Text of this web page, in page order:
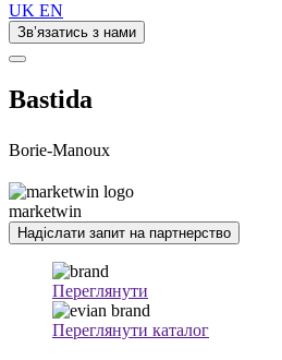
UK EN
Зв’язатись з нами
Bastida
Borie-Manoux
marketwin
Надіслати запит на партнерство
Переглянути
Переглянути каталог